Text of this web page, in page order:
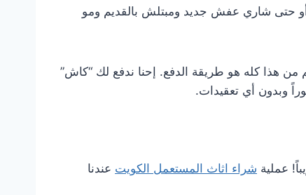
أو حتى شاري عفش جديد ومبتلش بالقديم ومو
من هذا كله هو طريقة الدفع. إحنا ندفع لك “كاش”
وبدون أي تعقيدات.
عملية شراء اثاث المستعمل الكويت عندنا